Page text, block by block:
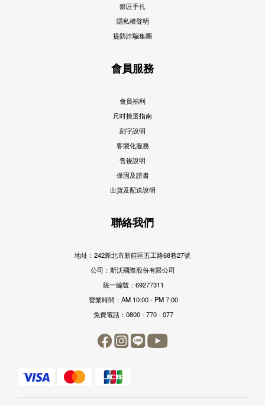
銀匠手扎
隱私權聲明
提防詐騙集團
會員服務
會員福利
尺吋挑選指南
刻字說明
客製化服務
售後說明
保固及證書
出貨及配送說明
聯絡我們
地址：242新北市新莊區五工路68巷27號
公司：斯沃國際股份有限公司
統一編號：69277311
營業時間：AM 10:00 - PM 7:00
免費電話：0800 - 770 - 077